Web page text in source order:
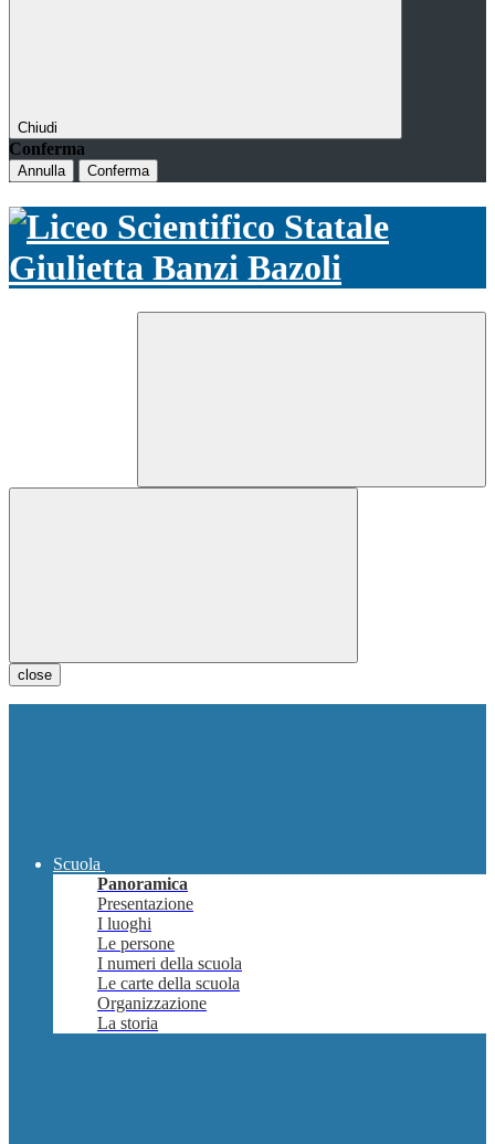
Chiudi
Conferma
Annulla Conferma
close
Scuola
Panoramica
Presentazione
I luoghi
Le persone
I numeri della scuola
Le carte della scuola
Organizzazione
La storia